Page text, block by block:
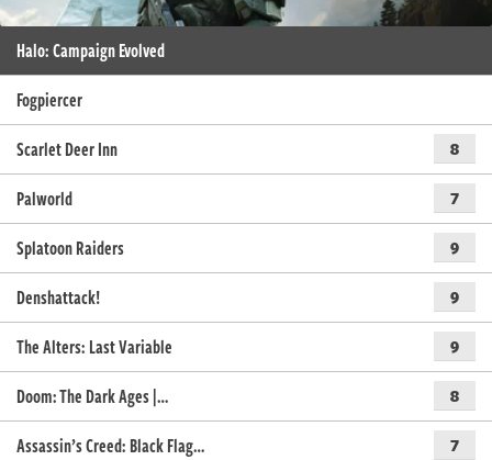
Halo: Campaign Evolved
Fogpiercer
Scarlet Deer Inn
8
Palworld 7
Splatoon Raiders 9
Denshattack! 9
The Alters: Last Variable 9
Doom: The Dark Ages |… 8
Assassin’s Creed: Black Flag… 7